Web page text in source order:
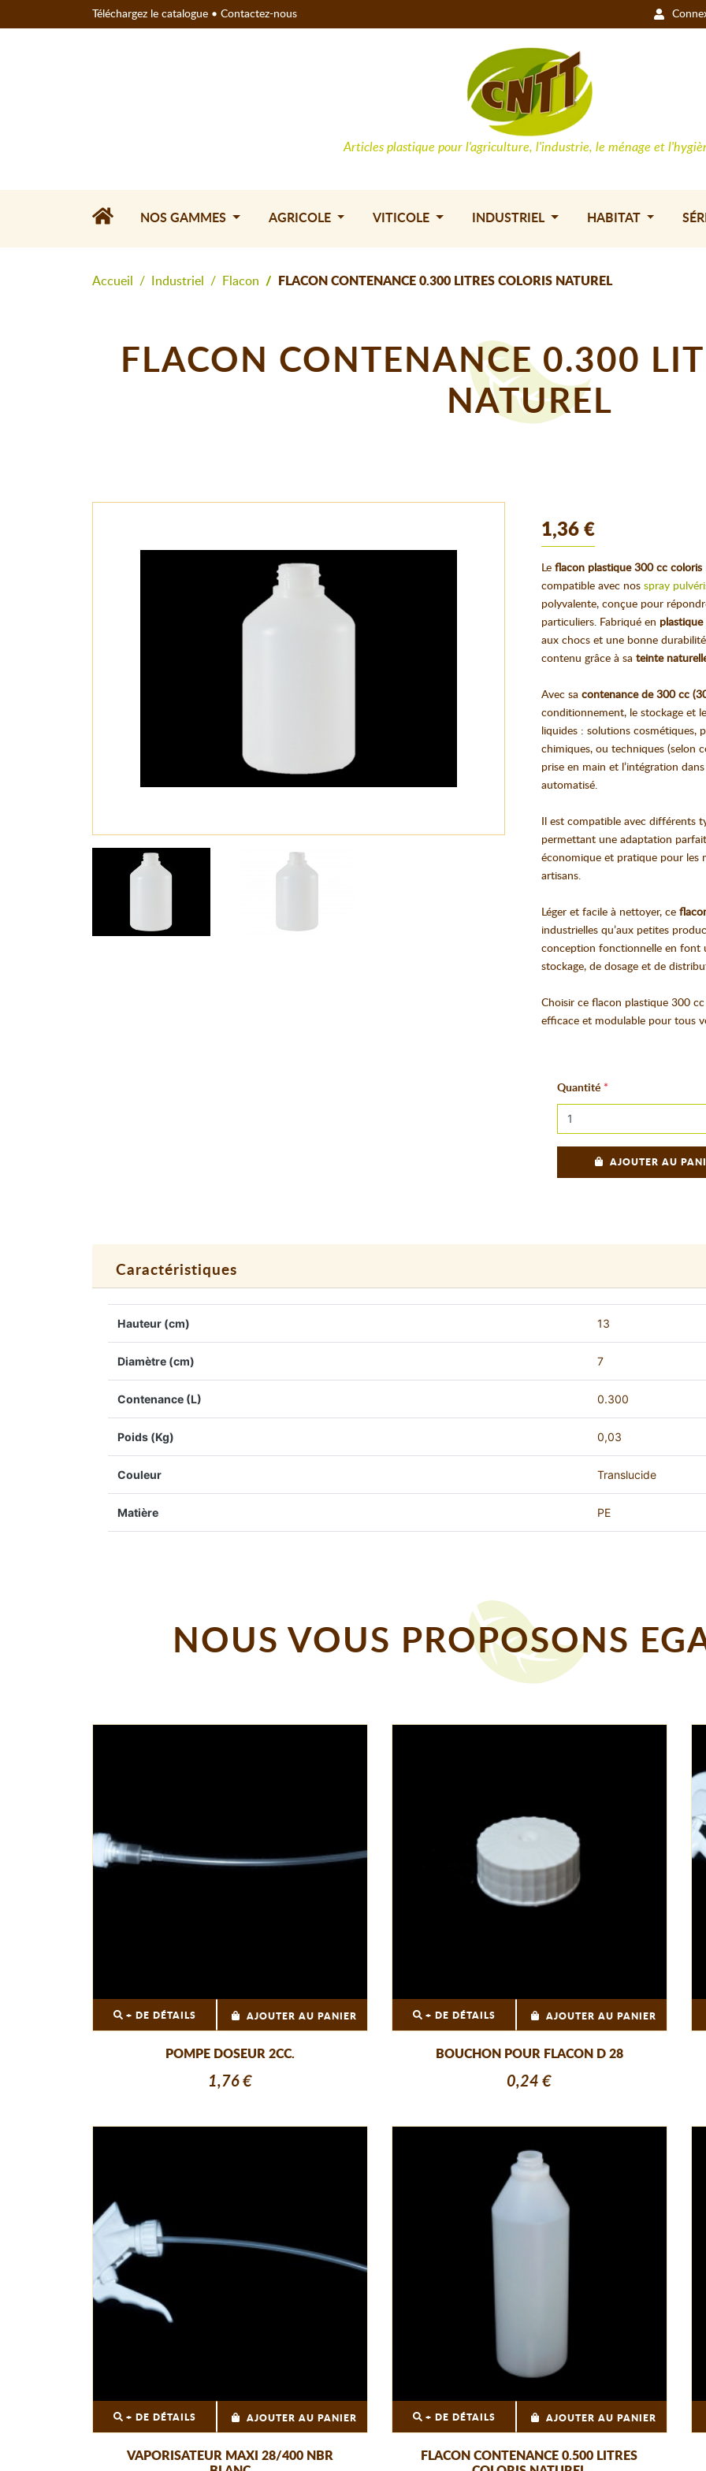
Téléchargez le catalogue • Contactez-nous
Articles plastique pour l'agriculture, l'industrie, le ménage et
NOS GAMMES AGRICOLE VITICOLE INDUSTRIEL HABITAT
Accueil Industriel Flacon FLACON CONTENANCE 0.300 LITRES COLORIS NATUREL
FLACON CONTENANCE 0.300
NATUREL
1,36 €
Le flacon plastique 300 cc
compatible avec nos spray
polyvalente, conçue pour
particuliers. Fabriqué en plastique
aux chocs et une bonne
contenu grâce à sa teinte
Avec sa contenance de 300 cc
conditionnement, le stockage et
liquides : solutions cosmétiques,
chimiques, ou techniques (selon
prise en main et l’intégration
automatisé.
Il est compatible avec différents
permettant une adaptation
économique et pratique pour les
artisans.
Léger et facile à nettoyer, ce
industrielles qu’aux petites
conception fonctionnelle en font
stockage, de dosage et de
Choisir ce flacon plastique 300
efficace et modulable pour tous
Quantité
AJOUTER AU
Caractéristiques
Hauteur (cm) 13
Diamètre (cm) 7
Contenance (L) 0.300
Poids (Kg) 0,03
Couleur Translucide
Matière PE
NOUS VOUS PROPOSONS
+ DE DÉTAILS AJOUTER AU PANIER
POMPE DOSEUR 2CC.
1,76 €
+ DE DÉTAILS AJOUTER AU PANIER
BOUCHON POUR FLACON D 28
0,24 €
+ DE DÉTAILS AJOUTER AU PANIER
VAPORISATEUR MAXI 28/400 NBR
+ DE DÉTAILS AJOUTER AU PANIER
FLACON CONTENANCE 0.500 LITRES